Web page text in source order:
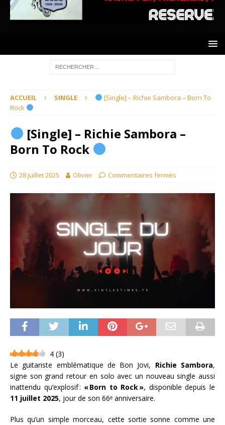
ACCUEIL SINGLE
[Single] – Richie Sambora – Born To
Rock
[Single] – Richie Sambora –
Born To Rock
28 juillet 2025 Olivier Commentaires fermés
4 (3)
Le guitariste emblématique de Bon Jovi, Richie Sambora,
signe son grand retour en solo avec un nouveau single aussi
inattendu qu’explosif : « Born to Rock », disponible depuis le
11 juillet 2025, jour de son 66ᵉ anniversaire.
Plus qu’un simple morceau, cette sortie sonne comme une